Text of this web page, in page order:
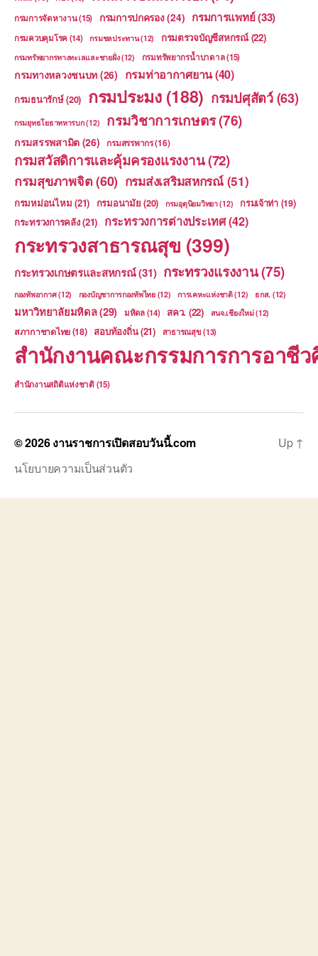
กรมการจัดหางาน(15) กรมการปกครอง(24) กรมการแพทย์(33)
กรมควบคุมโรค (14) กรมชลประทาน(12) กรมตรวจบัญชีสหกรณ์(22)
กรมทรัพยากรทางทะเลและชายฝั่ง(12) กรมทรัพยากรน้ำบาดาล(15)
กรมทางหลวงชนบท (26) กรมท่าอากาศยาน(40)
กรมธนารักษ์(20) กรมประมง(188) กรมปศุสัตว์(63)
กรมยุทธโยธาทหารบก(12) กรมวิชาการเกษตร(76)
กรมสรรพสามิต (26) กรมสรรพากร(16)
กรมสวัสดิการและคุ้มครองแรงงาน(72)
กรมสุขภาพจิต(60) กรมส่งเสริมสหกรณ์(51)
กรมหม่อนไหม (21) กรมอนามัย (20) กรมอุตุนิยมวิทยา(12) กรมเจ้าท่า(19)
กระทรวงการคลัง(21) กระทรวงการต่างประเทศ(42)
กระทรวงสาธารณสุข (399)
กระทรวงเกษตรและสหกรณ์(31) กระทรวงแรงงาน(75)
กองทัพอากาศ(12) กองบัญชาการกองทัพไทย(12) การเคหะแห่งชาติ(12) ธกส. (12)
มหาวิทยาลัยมหิดล(29) มหิดล(14) สคว. (22) สนจ.เชียงใหม่(12)
สภากาชาดไทย(18) สอบท้องถิ่น(21) สาธารณสุข (13)
สำนักงานคณะกรรมการการอาชี
สำนักงานสถิติแห่งชาติ(15)
© 2026งานราชการเปิดสอบวันนี้.com
นโยบายความเป็นส่วนตัว
Up ↑